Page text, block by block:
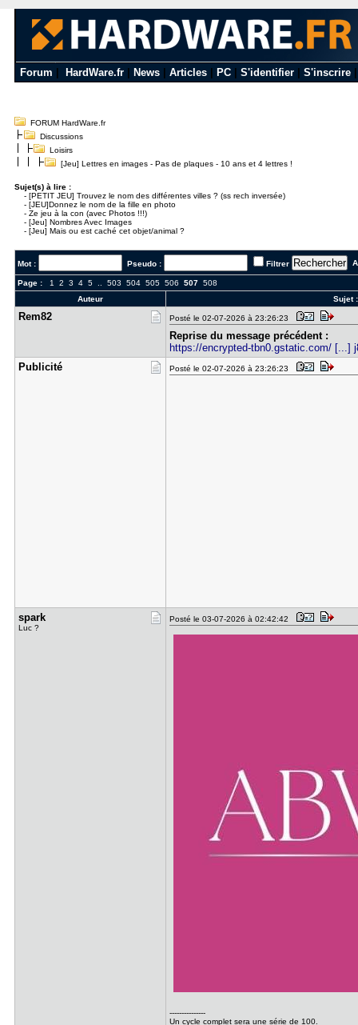
Forum HardWare.fr News Articles PC S'identifier S'inscrire
FORUM HardWare.fr
Discussions
Loisirs
[Jeu] Lettres en images - Pas de plaques - 10 ans et 4 lettres !
Sujet(s) à lire :
- [PETIT JEU] Trouvez le nom des différentes villes ? (ss rech inversée)
- [JEU]Donnez le nom de la fille en photo
- Ze jeu à la con (avec Photos !!!)
- [Jeu] Nombres Avec Images
- [Jeu] Mais ou est caché cet objet/animal ?
Mot : Pseudo : Filtrer
Page : 1 2 3 4 5.. 503 504 505 506 507 508
Auteur
Sujet
Rem82 Posté le 02-07-2026 à 23:26:23
Reprise du message précédent :
https://encrypted-tbn0.gstatic.com/ [...]
Publicité
Posté le 02-07-2026 à 23:26:23
spark
Luc ?
Posté le 03-07-2026 à 02:42:42
---------------
Un cycle complet sera une série de 100.